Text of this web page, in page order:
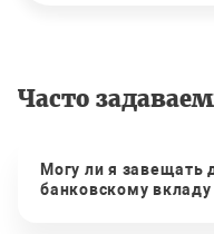
Часто
Могу ли я завещать
банковскому